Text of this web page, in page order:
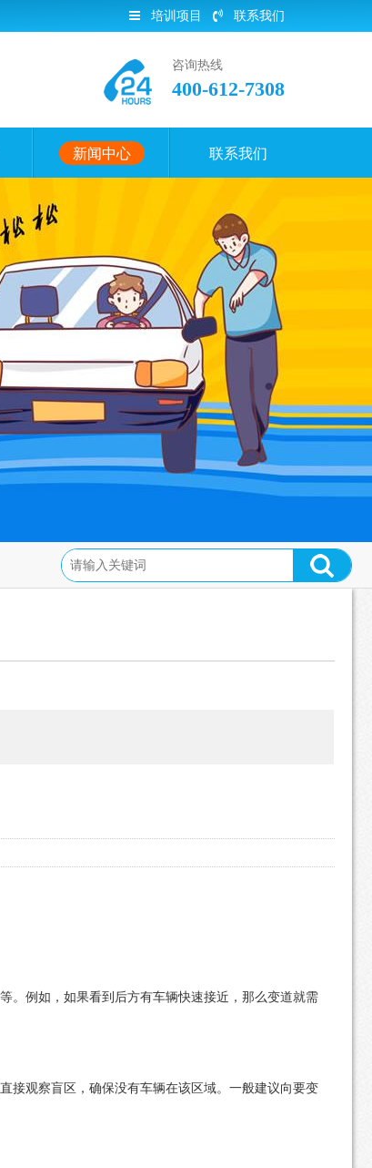
培训项目 联系我们
咨询热线
400-612-7308
新闻中心 联系我们
例如，如果看到后方有车辆快速接近，那么变道就需
观察盲区，确保没有车辆在该区域。一般建议向要变